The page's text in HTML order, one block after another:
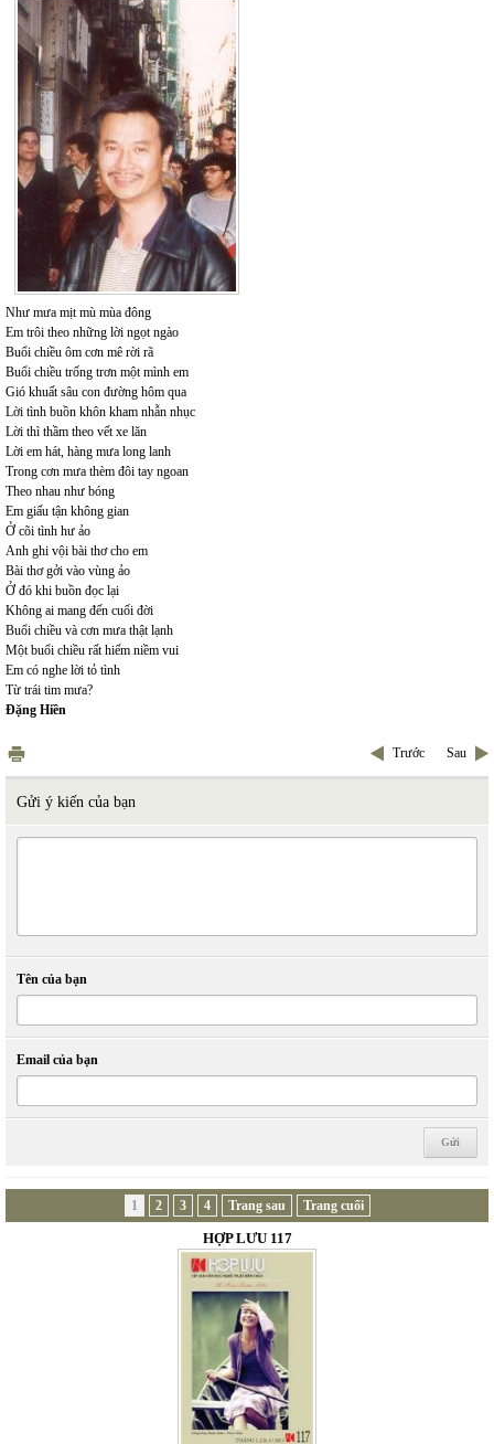
Như mưa mịt mù mùa đông
Em trôi theo những lời ngọt ngào
Buổi chiều ôm cơn mê rời rã
Buổi chiều trống trơn một mình em
Gió khuất sâu con đường hôm qua
Lời tình buồn khôn kham nhẫn nhục
Lời thì thầm theo vết xe lăn
Lời em hát, hàng mưa long lanh
Trong cơn mưa thèm đôi tay ngoan
Theo nhau như bóng
Em giấu tận không gian
Ở cõi tình hư ảo
Anh ghi vội bài thơ cho em
Bài thơ gởi vào vùng ảo
Ở đó khi buồn đọc lại
Không ai mang đến cuối đời
Buổi chiều và cơn mưa thật lạnh
Một buổi chiều rất hiếm niềm vui
Em có nghe lời tỏ tình
Từ trái tim mưa?
Đặng Hiền
Trước Sau
Gửi ý kiến của bạn
Tên của bạn
Email của bạn
1 2 3 4 Trang sau Trang cuối
HỢP LƯU 117